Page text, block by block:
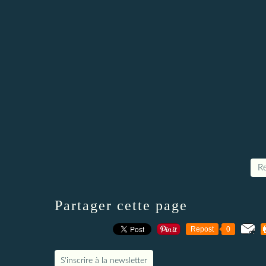
Partager cette page
Repost 0
S'inscrire à la newsletter